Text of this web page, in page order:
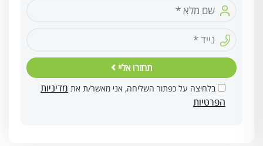
תחזרו אליי
בלחיצה על כפתור השליחה, אני מאשר/ת את מדיניות
הפרטיות